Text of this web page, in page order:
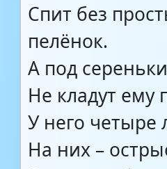
Спит без
пелёнок.
А под
Не кладут ему
У него четыре
На них –